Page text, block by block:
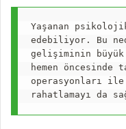
Yaşanan
edebiliyor. Bu
gelişiminin büyük
hemen öncesinde
operasyonları
rahatlamayı da